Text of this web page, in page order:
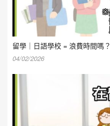
留學｜日語學校 = 浪費時間嗎？
04/02/2026